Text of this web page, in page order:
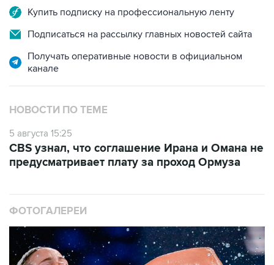
Купить подписку на профессиональную ленту
Подписаться на рассылку главных новостей сайта
Получать оперативные новости в официальном
канале
НОВОСТИ ПО ТЕМЕ
5 августа 15:25
CBS узнал, что соглашение Ирана и Омана не
предусматривает плату за проход Ормуза
ФОТОГАЛЕРЕИ